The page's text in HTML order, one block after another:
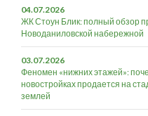
04.07.2026
ЖК Стоун Блик: полный обзор
Новоданиловской набережной
03.07.2026
Феномен «нижних этажей»:
новостройках продается на
землей